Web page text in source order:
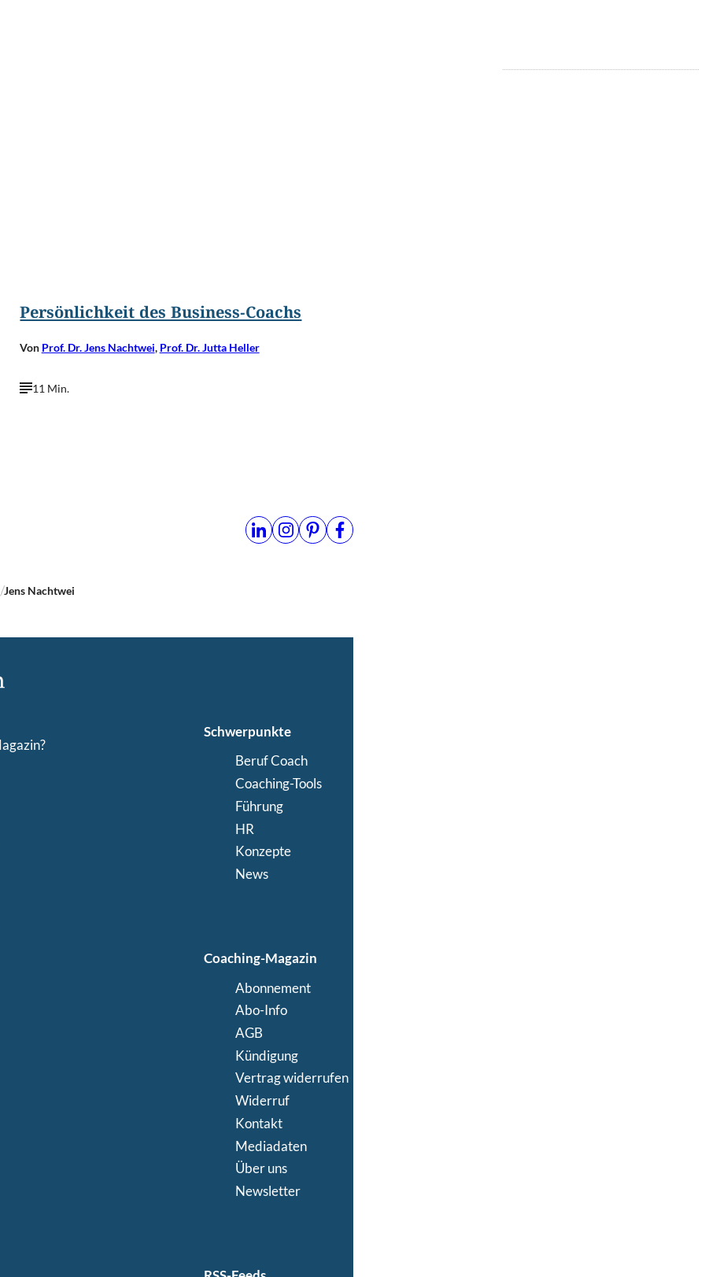
Persönlichkeit des Business-Coachs
Von Prof. Dr. Jens Nachtwei, Prof. Dr. Jutta Heller
11 Min.
Jens Nachtwei
Schwerpunkte
Beruf Coach
Coaching-Tools
Führung
HR
Konzepte
News
Coaching-Magazin
Abonnement
Abo-Info
AGB
Kündigung
Vertrag widerrufen
Widerruf
Kontakt
Mediadaten
Über uns
Newsletter